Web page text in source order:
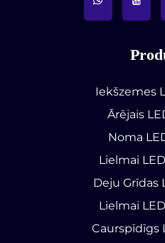
Iekšzemes
Ārējais
Noma
Lielmai
Deju Grīdas
Lielmai
Caurspīdīgs